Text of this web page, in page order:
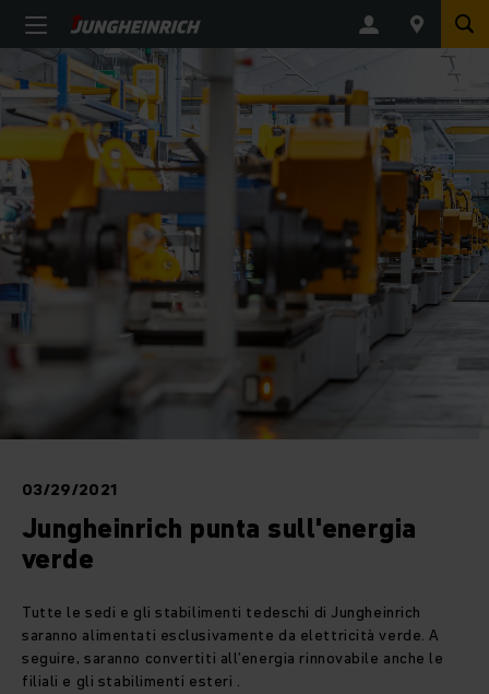
03/29/2021
Jungheinrich punta sull'energia
verde
Tutte le sedi e gli stabilimenti tedeschi di Jungheinrich
saranno alimentati esclusivamente da elettricità verde. A
seguire, saranno convertiti all’energia rinnovabile anche le
filiali e gli stabilimenti esteri .